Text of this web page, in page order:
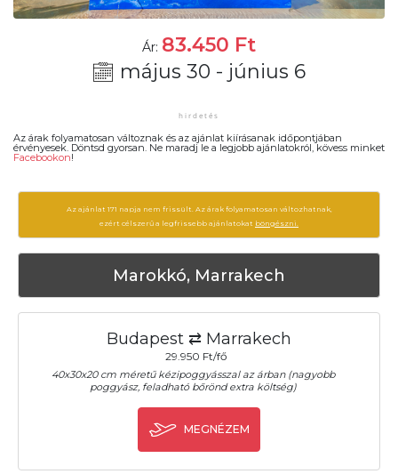
Ár: 83.450 Ft
május 30 - június 6
Az árak folyamatosan változnak és az ajánlat kiírásanak időpontjában
érvényesek. Döntsd gyorsan. Ne maradj le a legjobb ajánlatokról, kövess minket
Facebookon!
Az ajánlat 171 napja nem frissült. Az árak folyamatosan változhatnak,
ezért célszerű a legfrissebb ajánlatokat böngészni.
Marokkó, Marrakech
Budapest ⇄ Marrakech
29.950 Ft/fő
40x30x20 cm méretű kézipoggyásszal az árban (nagyobb
poggyász, feladható bőrönd extra költség)
MEGNÉZEM